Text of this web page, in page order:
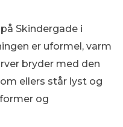
Skindergade i
er uformel, varm
bryder med den
ellers står lyst og
og